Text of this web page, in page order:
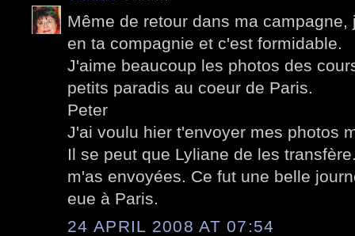
Même de retour dans ma
en ta compagnie et c'est formidable.
J'aime beaucoup les photos des
petits paradis au coeur de Paris.
Peter
J'ai voulu hier t'envoyer mes photos
Il se peut que Lyliane de les
m'as envoyées. Ce fut une belle
eue à Paris.
24 APRIL 2008 AT 07:54